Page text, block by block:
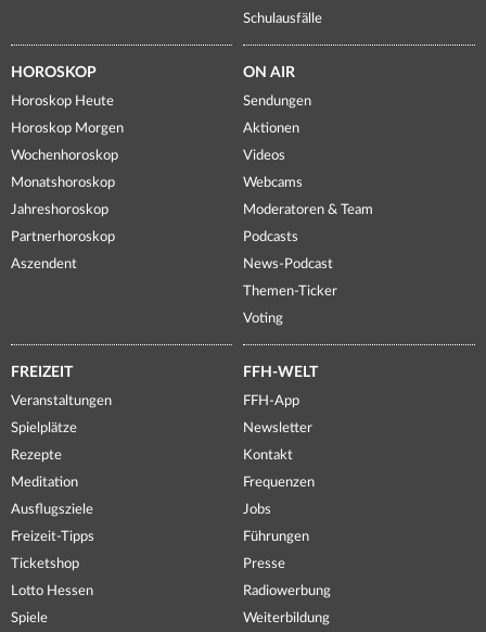
Schulausfälle
HOROSKOP
Horoskop Heute
Horoskop Morgen
Wochenhoroskop
Monatshoroskop
Jahreshoroskop
Partnerhoroskop
Aszendent
ON AIR
Sendungen
Aktionen
Videos
Webcams
Moderatoren & Team
Podcasts
News-Podcast
Themen-Ticker
Voting
FREIZEIT
Veranstaltungen
Spielplätze
Rezepte
Meditation
Ausflugsziele
Freizeit-Tipps
Ticketshop
Lotto Hessen
Spiele
FFH-WELT
FFH-App
Newsletter
Kontakt
Frequenzen
Jobs
Führungen
Presse
Radiowerbung
Weiterbildung